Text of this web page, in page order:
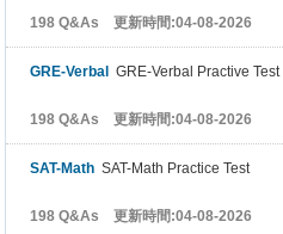
198 Q&As 更新時間:04-08-2026
GRE-Verbal GRE-Verbal Practive Test
198 Q&As 更新時間:04-08-2026
SAT-Math SAT-Math Practice Test
198 Q&As 更新時間:04-08-2026